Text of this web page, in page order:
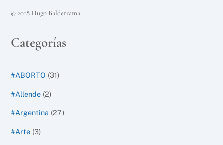
© 2018 Hugo Balderrama
Categorías
#ABORTO (31)
#Allende (2)
#Argentina (27)
#Arte (3)